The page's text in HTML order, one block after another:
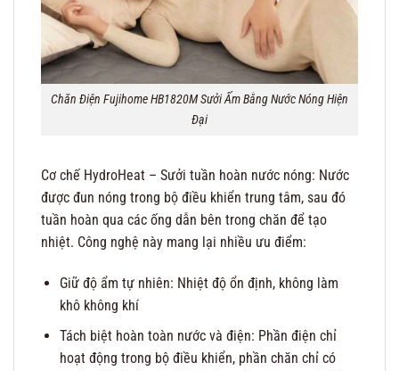
Chăn Điện Fujihome HB1820M Sưởi Ấm Bằng Nước Nóng Hiện
Đại
Cơ chế HydroHeat – Sưởi tuần hoàn nước nóng: Nước
được đun nóng trong bộ điều khiển trung tâm, sau đó
tuần hoàn qua các ống dẫn bên trong chăn để tạo
nhiệt. Công nghệ này mang lại nhiều ưu điểm:
Giữ độ ẩm tự nhiên: Nhiệt độ ổn định, không làm
khô không khí
Tách biệt hoàn toàn nước và điện: Phần điện chỉ
hoạt động trong bộ điều khiển, phần chăn chỉ có